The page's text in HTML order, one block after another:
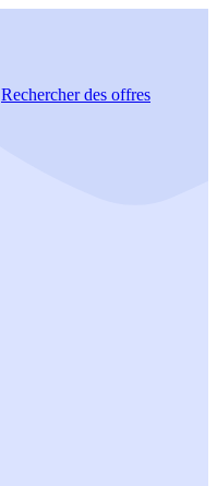
Rechercherdes offres